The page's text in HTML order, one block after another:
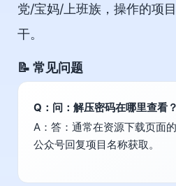
党/宝妈/上班族，操作的项
干。
📝 常见问题
Q：问：解压密码在哪里查看？
A：答：通常在资源下载页面
公众号回复项目名称获取。